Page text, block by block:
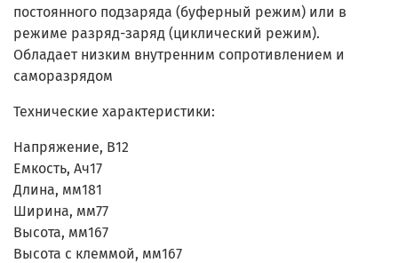
постоянного подзаряда (буферный режим) или в
режиме разряд-заряд (циклический режим).
Обладает низким внутренним сопротивлением и
саморазрядом
Технические характеристики:
Напряжение, В12
Емкость, Ач17
Длина, мм181
Ширина, мм77
Высота, мм167
Высота с клеммой, мм167